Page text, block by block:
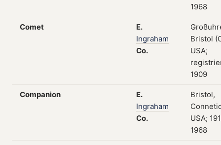
1968
Comet
E.
Ingraham
Co.
Bristol
USA;
1909
Companion
E.
Ingraham
Co.
Bristol,
USA;
1968